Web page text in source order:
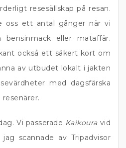
resesällskap på resan.
oss ett antal gånger när vi
eller mataffär.
också ett säkert kort om
av utbudet lokalt i jakten
med dagsfärska
Vi passerade Kaikouravid
scannade av Tripadvisor